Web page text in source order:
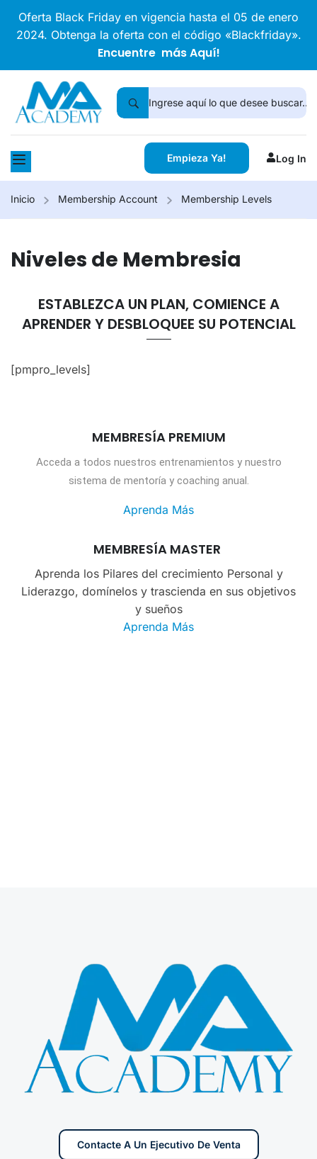
Oferta Black Friday en vigencia hasta el 05 de enero
2024. Obtenga la oferta con el código «Blackfriday».
Encuentre más Aquí!
Empieza Ya! Log In
Inicio Membership Account Membership Levels
Niveles de Membresia
ESTABLEZCA UN PLAN, COMIENCE A
APRENDER Y DESBLOQUEE SU POTENCIAL
[pmpro_levels]
MEMBRESÍA PREMIUM
Acceda a todos nuestros entrenamientos y nuestro
sistema de mentoría y coaching anual.
Aprenda Más
MEMBRESÍA MASTER
Aprenda los Pilares del crecimiento Personal y
Liderazgo, domínelos y trascienda en sus objetivos
y sueños
Aprenda Más
Contacte A Un Ejecutivo De Venta